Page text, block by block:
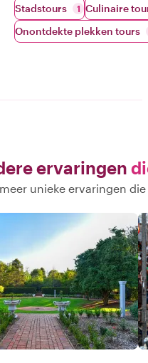
Stadstours 1 Culinaire
Onontdekte plekken tours
ervaringen
unieke ervaringen